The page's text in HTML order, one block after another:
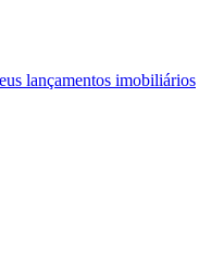
lançamentos imobiliários